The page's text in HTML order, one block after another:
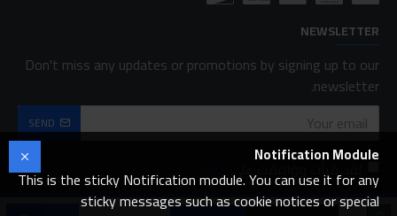
NEWSLETTER
Don't miss any updates or promotions by signing up to our
newsletter.
SEND
لقد قرأت ووافقت على FAQ
Notification Module
This is the sticky Notification module. You can use it for any
sticky messages such as cookie notices or special